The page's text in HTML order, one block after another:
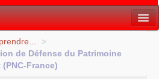
>
de Défense du Patrimoine
(PNC-France)